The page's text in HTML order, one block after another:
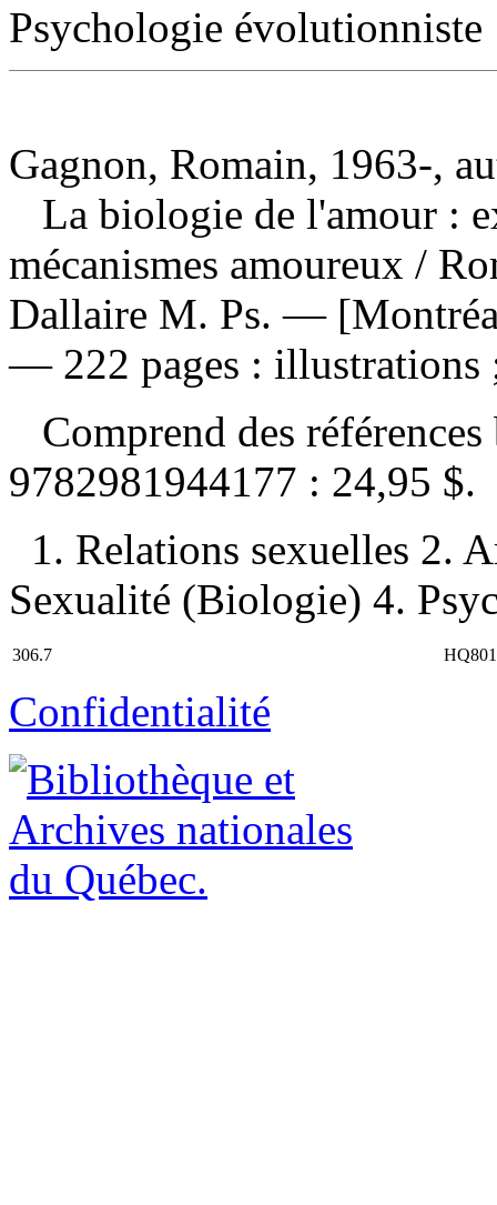
Psychologie évolutionniste
Gagnon, Romain, 1963-,
La biologie de l'amour :
mécanismes amoureux /
Dallaire M. Ps. —
— 222 pages : illustrations
Comprend des
9782981944177 : 24,95 $.
1. Relations sexuelles 2.
Sexualité (Biologie) 4.
306.7 HQ801
Confidentialité